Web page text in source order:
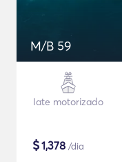
M/B 59
Iate motorizado
$1,378 /dia